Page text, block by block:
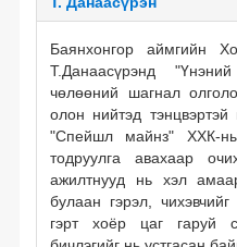
Баянхонгор аймгийн
Т.Данаасүрэнд
чөлөөний шагнал
олон нийтэд тэнцвэртэй
"Спейшл майнз" ХХК-ны
тодруулга авахаар
ажилтнууд нь хэл
булаан гэрэл,
гэрт хоёр цаг гаруй